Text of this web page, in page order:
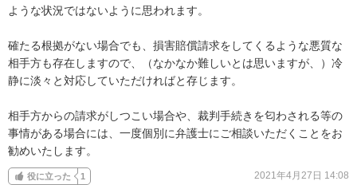
ような状況ではないように思われます。
確たる根拠がない場合でも、損害賠償請求をしてくるような悪質な
相手方も存在しますので、（なかなか難しいとは思いますが、）冷
静に淡々と対応していただければと存じます。
相手方からの請求がしつこい場合や、裁判手続きを匂わされる等の
事情がある場合には、一度個別に弁護士にご相談いただくことをお
勧めいたします。
役に立った 1 2021年4月27日 14:08